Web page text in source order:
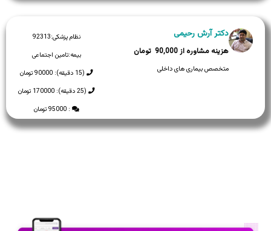
نظام پزشکی:92313
بیمه:تامین اجتماعی
(15 دقیقه): 90000 تومان
(25 دقیقه): 170000 تومان
: 95000 تومان
دکتر آرش رحیمی
90,000
متخصص بیماری های داخلی